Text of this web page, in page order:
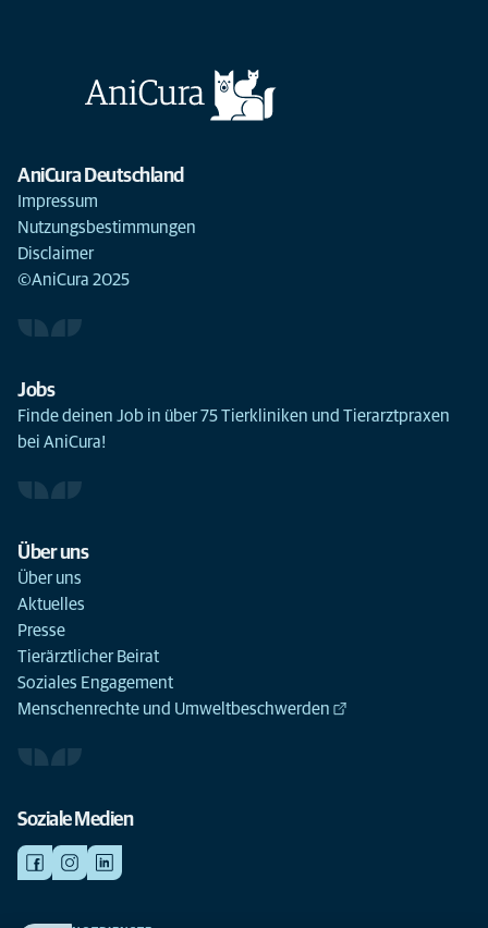
AniCura Deutschland
Impressum
Nutzungsbestimmungen
Disclaimer
©AniCura 2025
Jobs
Finde deinen Job in über 75 Tierkliniken und Tierarztpraxen
bei AniCura!
Über uns
Über uns
Aktuelles
Presse
Tierärztlicher Beirat
Soziales Engagement
Menschenrechte und Umweltbeschwerden
Soziale Medien